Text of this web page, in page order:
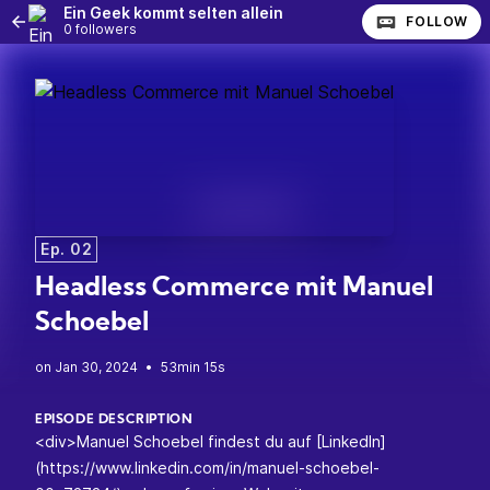
Ein Geek kommt selten allein
0 followers FOLLOW
Ep. 02
Headless Commerce mit Manuel
Schoebel
• 53min 15s
EPISODE DESCRIPTION
<div>Manuel Schoebel findest du auf [LinkedIn]
(https://www.linkedin.com/in/manuel-schoebel-